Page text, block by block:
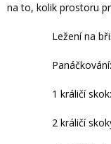
na to, kolik prostoru
Ležení na břiše a
Panáčkování: 1
1 králičí skok:
2 králičí skoky: